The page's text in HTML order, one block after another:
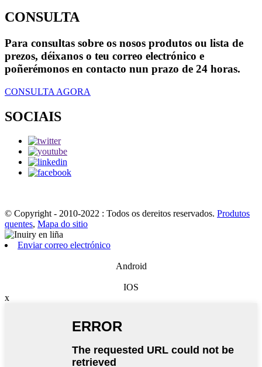
CONSULTA
Para consultas sobre os nosos produtos ou lista de
prezos, déixanos o teu correo electrónico e
poñerémonos en contacto nun prazo de 24 horas.
CONSULTA AGORA
SOCIAIS
© Copyright - 2010-2022 : Todos os dereitos reservados. Produtos
quentes, Mapa do sitio
Enviar correo electrónico
Android
IOS
x